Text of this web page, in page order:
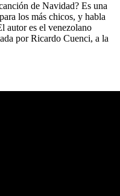
de Navidad? Es una
los más chicos, y habla
autor es el venezolano
por Ricardo Cuenci, a la